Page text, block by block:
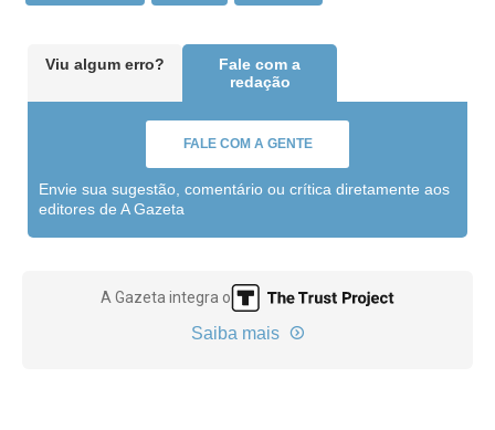
Viu algum erro?
Fale com a
redação
FALE COM A GENTE
Envie sua sugestão, comentário ou crítica diretamente aos
editores de A Gazeta
A Gazeta integra o
Saiba mais